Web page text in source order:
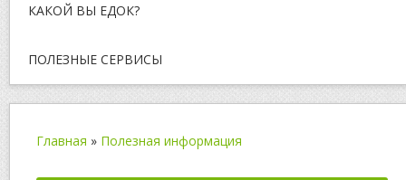
КАКОЙ ВЫ ЕДОК?
ПОЛЕЗНЫЕ СЕРВИСЫ
Главная » Полезная информация